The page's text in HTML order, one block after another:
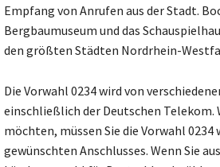
Empfang von Anrufen aus der Stadt.
Bergbaumuseum und das
den größten Städten Nordrhein-
Die Vorwahl 0234 wird von
einschließlich der Deutschen Telekom.
möchten, müssen Sie die Vorwahl
gewünschten Anschlusses. Wenn Sie